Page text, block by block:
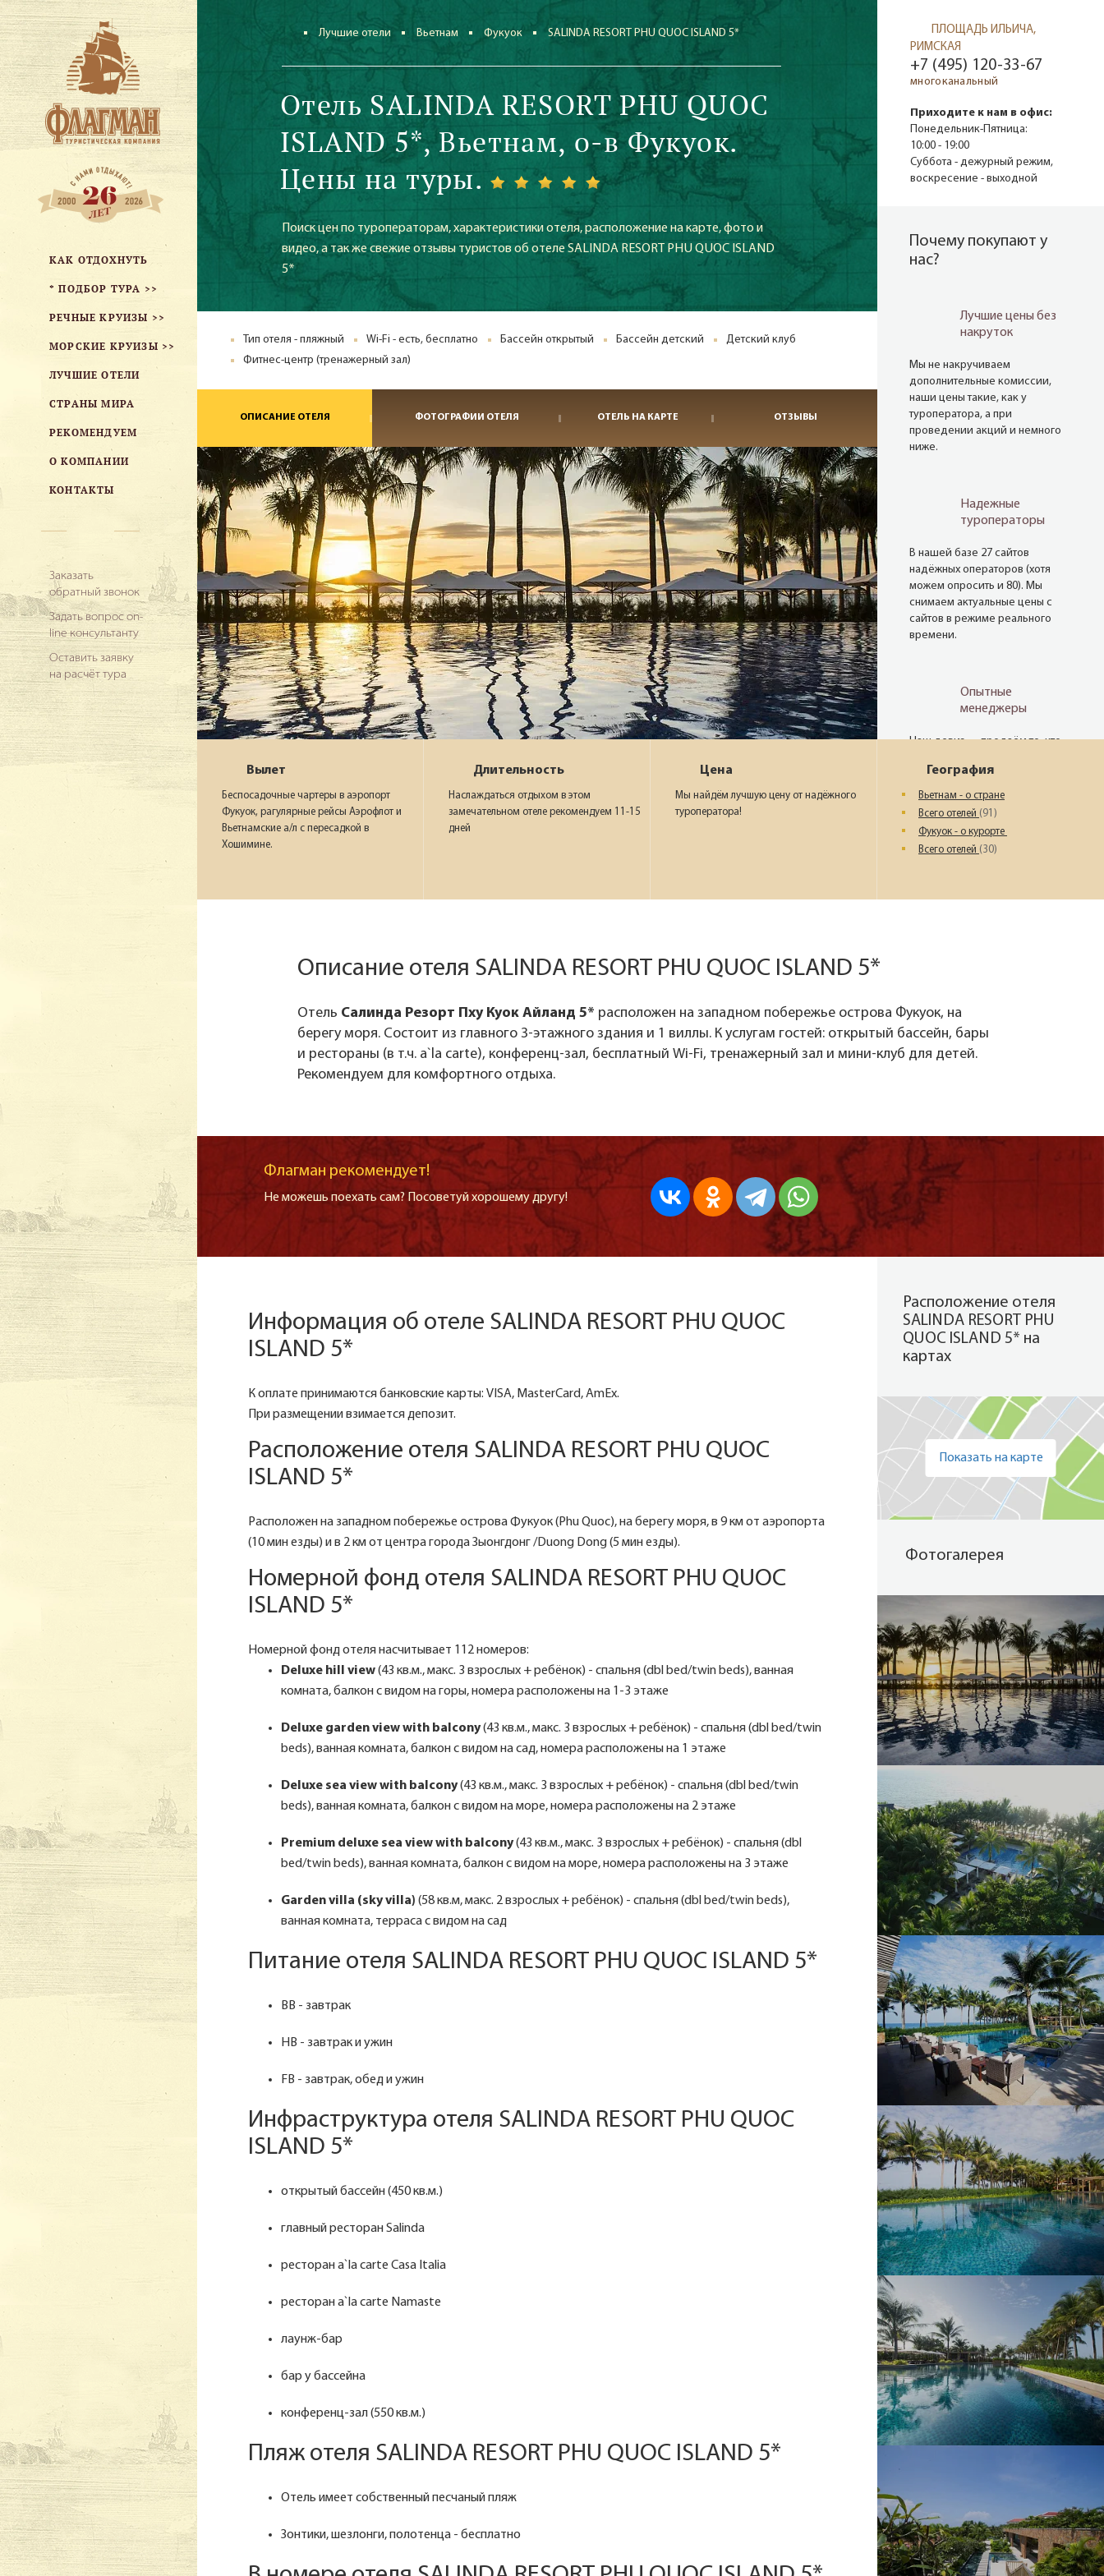
КАК ОТДОХНУТЬ
* ПОДБОР ТУРА >>
РЕЧНЫЕ КРУИЗЫ >>
МОРСКИЕ КРУИЗЫ >>
ЛУЧШИЕ ОТЕЛИ
СТРАНЫ МИРА
РЕКОМЕНДУЕМ
О КОМПАНИИ
КОНТАКТЫ
Заказать
обратный звонок
Задать вопрос on-
line консультанту
Оставить заявку
на расчёт тура
Лучшие отели Вьетнам Фукуок SALINDA RESORT PHU QUOC ISLAND 5*
Отель SALINDA RESORT PHU QUOC
ISLAND 5*, Вьетнам, о-в Фукуок.
Цены на туры.
Поиск цен по туроператорам, характеристики отеля, расположение на карте, фото и
видео, а так же свежие отзывы туристов об отеле SALINDA RESORT PHU QUOC ISLAND
5*
Тип отеля - пляжный Wi-Fi - есть, бесплатно Бассейн открытый Бассейн детский
Детский клуб
Фитнес-центр (тренажерный зал)
ОПИСАНИЕ ОТЕЛЯ ФОТОГРАФИИ ОТЕЛЯ ОТЕЛЬ НА КАРТЕ ОТЗЫВЫ
ПЛОЩАДЬ ИЛЬИЧА,
РИМСКАЯ
+7 (495) 120-33-67
многоканальный
Приходите к нам в офис:
Понедельник-Пятница:
10:00 - 19:00
Суббота - дежурный режим,
воскресение - выходной
Почему покупают у
нас?
Лучшие цены без
накруток
Мы не накручиваем
дополнительные комиссии,
наши цены такие, как у
туроператора, а при
проведении акций и немного
ниже.
Надежные
туроператоры
В нашей базе 27 сайтов
надёжных операторов (хотя
можем опросить и 80). Мы
снимаем актуальные цены с
сайтов в режиме реального
времени.
Опытные
менеджеры
Наш девиз – «продаём то, что
менеджеры проводят
регулярные инспекции отелей,
посещают семинары и
рекламные туры.
цены
Да! Это не современно, но зато
надёжно!
Вылет
Беспосадочные чартеры в аэропорт
Фукуок, рагулярные рейсы Аэрофлот и
Вьетнамские а/л с пересадкой в
Хошимине.
Длительность
Наслаждаться отдыхом в этом
замечательном отеле рекомендуем 11-15
дней
Цена
Мы найдём лучшую цену от надёжного
туроператора!
География
Вьетнам - о стране
Всего отелей (91)
Фукуок - о курорте
Всего отелей (30)
Описание отеля SALINDA RESORT PHU QUOC ISLAND 5*
Отель Салинда Резорт Пху Куок Айланд 5* расположен на западном побережье острова Фукуок, на
берегу моря. Состоит из главного 3-этажного здания и 1 виллы. К услугам гостей: открытый бассейн, бары
и рестораны (в т.ч. a`la carte), конференц-зал, бесплатный Wi-Fi, тренажерный зал и мини-клуб для детей.
Рекомендуем для комфортного отдыха.
Флагман рекомендует!
Не можешь поехать сам? Посоветуй хорошему другу!
Информация об отеле SALINDA RESORT PHU QUOC
ISLAND 5*
К оплате принимаются банковские карты: VISA, MasterCard, AmEx.
При размещении взимается депозит.
Расположение отеля SALINDA RESORT PHU QUOC
ISLAND 5*
Расположен на западном побережье острова Фукуок (Phu Quoc), на берегу моря, в 9 км от аэропорта
(10 мин езды) и в 2 км от центра города Зыонгдонг /Duong Dong (5 мин езды).
Номерной фонд отеля SALINDA RESORT PHU QUOC
ISLAND 5*
Номерной фонд отеля насчитывает 112 номеров:
Deluxe hill view(43 кв.м., макс. 3 взрослых + ребёнок) - спальня (dbl bed/twin beds), ванная
комната, балкон с видом на горы, номера расположены на 1-3 этаже
Deluxe garden view with balcony(43 кв.м., макс. 3 взрослых + ребёнок) - спальня (dbl bed/twin
beds), ванная комната, балкон с видом на сад, номера расположены на 1 этаже
Deluxe sea view with balcony(43 кв.м., макс. 3 взрослых + ребёнок) - спальня (dbl bed/twin
beds), ванная комната, балкон с видом на море, номера расположены на 2 этаже
Premium deluxe sea view with balcony(43 кв.м., макс. 3 взрослых + ребёнок) - спальня (dbl
bed/twin beds), ванная комната, балкон с видом на море, номера расположены на 3 этаже
Garden villa (sky villa) (58 кв.м, макс. 2 взрослых + ребёнок) - спальня (dbl bed/twin beds),
ванная комната, терраса с видом на сад
Питание отеля SALINDA RESORT PHU QUOC ISLAND 5*
BB - завтрак
HB - завтрак и ужин
FB - завтрак, обед и ужин
Инфраструктура отеля SALINDA RESORT PHU QUOC
ISLAND 5*
открытый бассейн (450 кв.м.)
главный ресторан Salinda
ресторан a`la carte Casa Italia
ресторан a`la carte Namaste
лаунж-бар
бар у бассейна
конференц-зал (550 кв.м.)
Пляж отеля SALINDA RESORT PHU QUOC ISLAND 5*
Отель имеет собственный песчаный пляж
Зонтики, шезлонги, полотенца - бесплатно
Расположение отеля
SALINDA RESORT PHU
QUOC ISLAND 5* на
картах
Показать на карте
Фотогалерея